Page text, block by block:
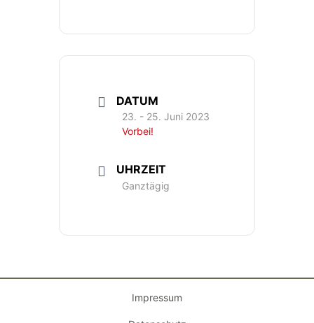
DATUM
23. - 25. Juni 2023
Vorbei!
UHRZEIT
Ganztägig
Impressum